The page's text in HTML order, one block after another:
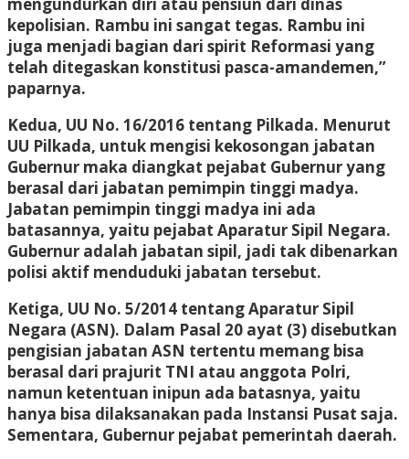
kepolisian. Rambu ini sangat tegas. Rambu ini
juga menjadi bagian dari spirit Reformasi yang
telah ditegaskan konstitusi pasca-amandemen,”
paparnya.
Kedua, UU No. 16/2016 tentang Pilkada. Menurut
UU Pilkada, untuk mengisi kekosongan jabatan
Gubernur maka diangkat pejabat Gubernur yang
berasal dari jabatan pemimpin tinggi madya.
Jabatan pemimpin tinggi madya ini ada
batasannya, yaitu pejabat Aparatur Sipil Negara.
Gubernur adalah jabatan sipil, jadi tak dibenarkan
polisi aktif menduduki jabatan tersebut.
Ketiga, UU No. 5/2014 tentang Aparatur Sipil
Negara (ASN). Dalam Pasal 20 ayat (3) disebutkan
pengisian jabatan ASN tertentu memang bisa
berasal dari prajurit TNI atau anggota Polri,
namun ketentuan inipun ada batasnya, yaitu
hanya bisa dilaksanakan pada Instansi Pusat saja.
Sementara, Gubernur pejabat pemerintah daerah.